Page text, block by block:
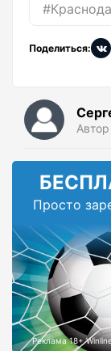
Поделиться:
Просто
Реклама 18+